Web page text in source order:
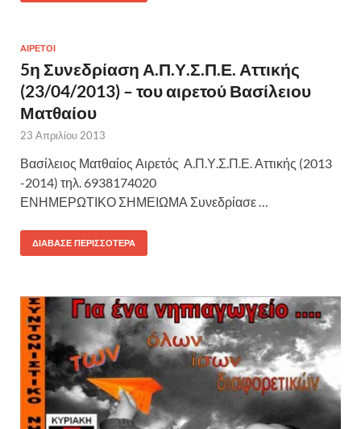
ΑΙΡΕΤΟΙ
5η Συνεδρίαση Α.Π.Υ.Σ.Π.Ε. Αττικής
(23/04/2013) – του αιρετού Βασίλειου
Ματθαίου
23 Απριλίου 2013
Βασίλειος Ματθαίος Αιρετός Α.Π.Υ.Σ.Π.Ε. Αττικής (2013
-2014) τηλ. 6938174020
ΕΝΗΜΕΡΩΤΙΚΟ ΣΗΜΕΙΩΜΑ Συνεδρίασε …
ΔΙΆΒΑΣΕ ΠΕΡΙΣΣΌΤΕΡΑ